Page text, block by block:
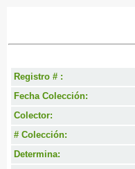
Registro # :
Fecha Colección:
Colector:
# Colección:
Determina: